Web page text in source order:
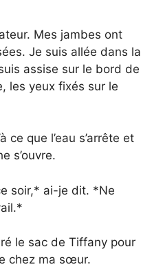
Mes jambes ont
Je suis allée dans la
assise sur le bord de
les yeux fixés sur le
ce que l’eau s’arrête et
s’ouvre.
soir,* ai-je dit. *Ne
le sac de Tiffany pour
chez ma sœur.